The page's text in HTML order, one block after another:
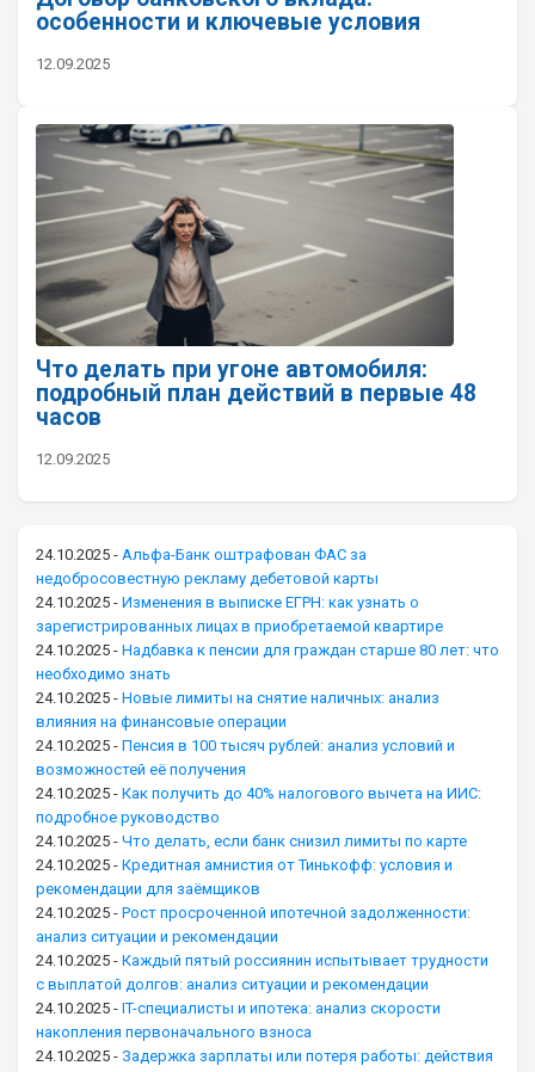
особенности и ключевые условия
12.09.2025
Что делать при угоне автомобиля:
подробный план действий в первые 48
часов
12.09.2025
24.10.2025 - Альфа-Банк оштрафован ФАС за
недобросовестную рекламу дебетовой карты
24.10.2025 - Изменения в выписке ЕГРН: как узнать о
зарегистрированных лицах в приобретаемой квартире
24.10.2025 - Надбавка к пенсии для граждан старше 80 лет: что
необходимо знать
24.10.2025 - Новые лимиты на снятие наличных: анализ
влияния на финансовые операции
24.10.2025 - Пенсия в 100 тысяч рублей: анализ условий и
возможностей её получения
24.10.2025 - Как получить до 40% налогового вычета на ИИС:
подробное руководство
24.10.2025 - Что делать, если банк снизил лимиты по карте
24.10.2025 - Кредитная амнистия от Тинькофф: условия и
рекомендации для заёмщиков
24.10.2025 - Рост просроченной ипотечной задолженности:
анализ ситуации и рекомендации
24.10.2025 - Каждый пятый россиянин испытывает трудности
с выплатой долгов: анализ ситуации и рекомендации
24.10.2025 - IT-специалисты и ипотека: анализ скорости
накопления первоначального взноса
24.10.2025 - Задержка зарплаты или потеря работы: действия